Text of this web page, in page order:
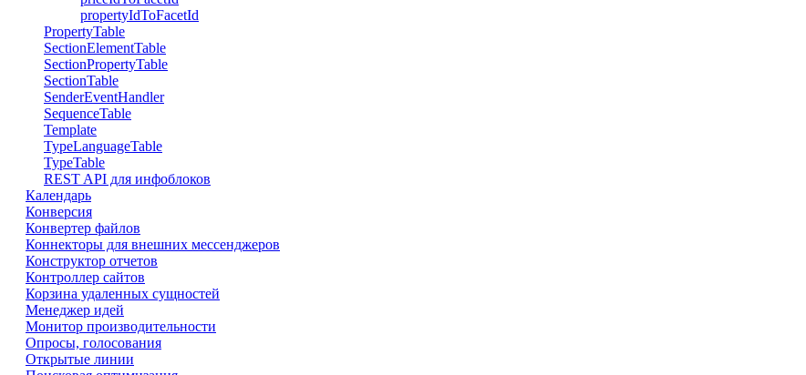
propertyIdToFacetId
PropertyTable
SectionElementTable
SectionPropertyTable
SectionTable
SenderEventHandler
SequenceTable
Template
TypeLanguageTable
TypeTable
REST API для инфоблоков
Календарь
Конверсия
Конвертер файлов
Коннекторы для внешних мессенджеров
Конструктор отчетов
Контроллер сайтов
Корзина удаленных сущностей
Менеджер идей
Монитор производительности
Опросы, голосования
Открытые линии